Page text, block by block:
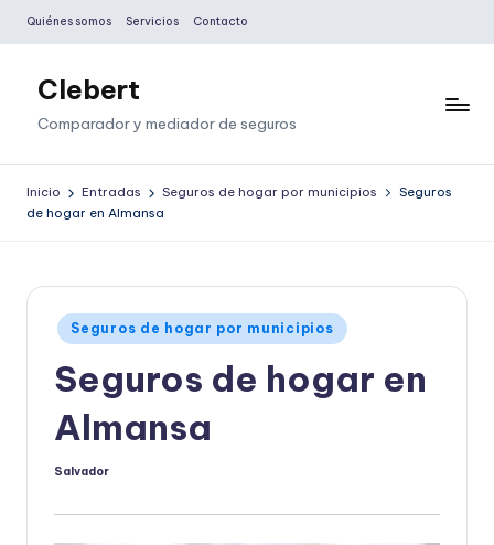
Saltar
contenido
Quiénes somos Servicios Contacto
Clebert
Comparador y mediador de seguros
Inicio Entradas Seguros de hogar por municipios
Seguros
de hogar en Almansa
Publicado
en
Seguros de hogar por municipios
Seguros de hogar en
Almansa
Publicado
Salvador